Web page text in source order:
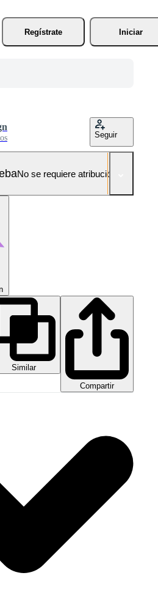
Regístrate
Iniciar
Seguir
No se requiere atribución!
Similar
Compartir